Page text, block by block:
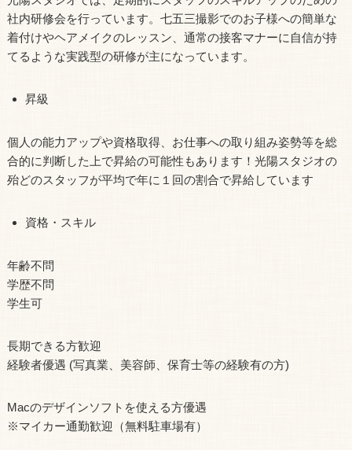
社内研修会を行っています。七五三撮影でのお子様への簡単な
着付けやヘアメイクのレッスン、通常の接客マナーに自信が持
てるような実践型の研修が主になっています。
昇級
個人の能力アップや資格取得、お仕事への取り組み姿勢等を総
合的に判断した上で昇給の可能性もあります！光陽スタジオの
殆どのスタッフが平均で年に１回の割合で昇給しています
資格・スキル
年齢不問
学歴不問
学生可
長期できる方歓迎
経験者優遇 (写真業、美容師、保育士等の経験有の方)
Macのデザインソフトを使える方優遇
※マイカー通勤歓迎（無料駐車場有）